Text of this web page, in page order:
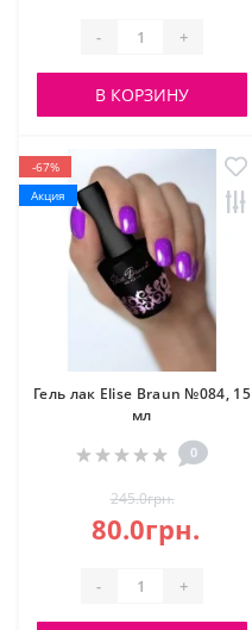
- +
В КОРЗИНУ
-67%
Акция
Гель лак Elise Braun №084, 15
мл
0
245.0грн.
80.0грн.
- +